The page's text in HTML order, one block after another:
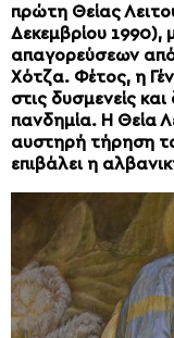
πρώτη Θείας
Δεκεμβρίου 1990),
απαγορεύσεων
Χότζα. Φέτος, η
στις δυσμενείς
πανδημία. Η Θεία
αυστηρή τήρηση
επιβάλει η